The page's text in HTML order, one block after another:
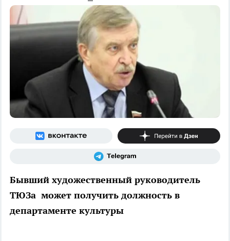
Бывший художественный руководитель
ТЮЗа может получить должность в
департаменте культуры